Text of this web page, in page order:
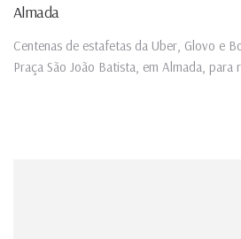
Almada
Centenas de estafetas da Uber, Glovo e
Praça São João Batista, em Almada, para